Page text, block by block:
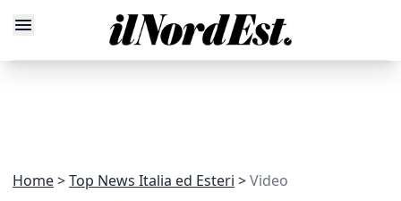
Home Top News Italia ed Esteri Video